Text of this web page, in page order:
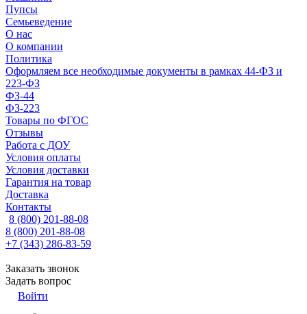
Пупсы
Семьеведение
О нас
О компании
Политика
Оформляем все необходимые документы в рамках 44-ФЗ и
223-ФЗ
ФЗ-44
ФЗ-223
Товары по ФГОС
Отзывы
Работа с ДОУ
Условия оплаты
Условия доставки
Гарантия на товар
Доставка
Контакты
8 (800) 201-88-08
8 (800) 201-88-08
+7 (343) 286-83-59
Заказать звонок
Задать вопрос
Войти